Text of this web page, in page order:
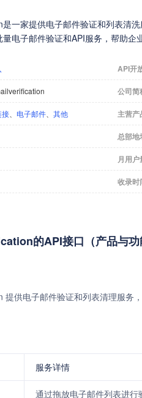
一家提供电子邮件验证和列表清
电子邮件验证和API服务，帮助企
API开
公司简
接 电子邮件 其他 主营产
总部地
月用户
收录时
的API接口（产品与功
提供电子邮件验证和列表清理服务
服务详情
通过拖放电子邮件列表进行